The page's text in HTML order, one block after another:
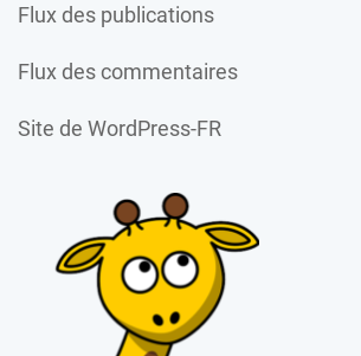
Flux des publications
Flux des commentaires
Site de WordPress-FR